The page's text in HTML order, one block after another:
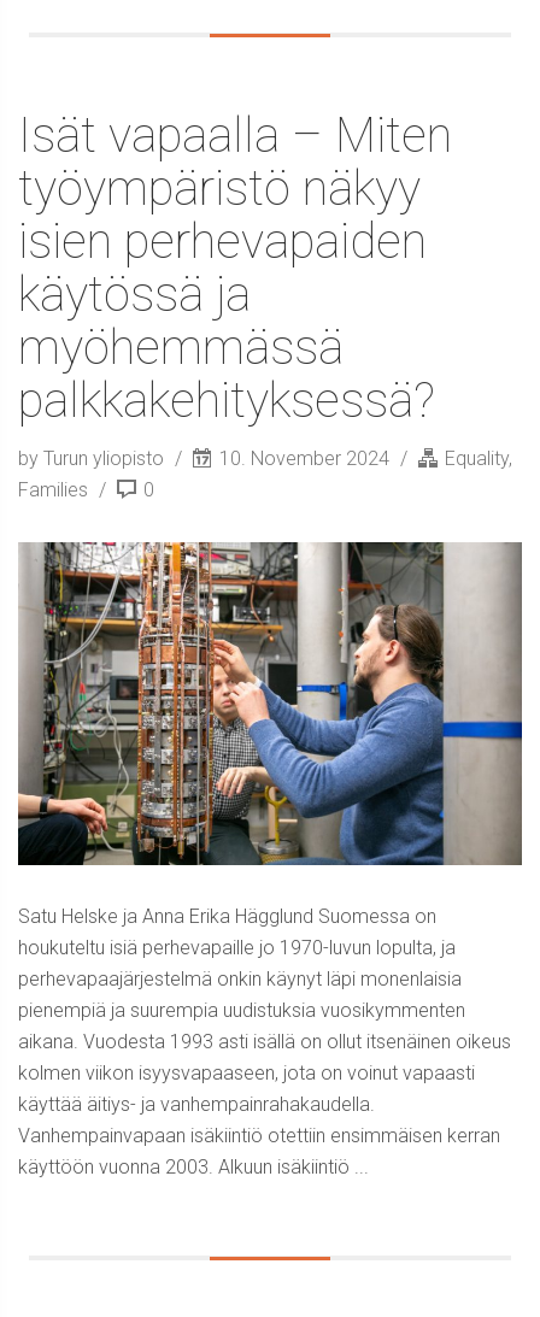
Isät vapaalla – Miten
työympäristö näkyy
isien perhevapaiden
käytössä ja
myöhemmässä
palkkakehityksessä?
by Turun yliopisto 10. November 2024 Equality,
Families
0
Satu Helske ja Anna Erika Hägglund Suomessa on
houkuteltu isiä perhevapaille jo 1970-luvun lopulta, ja
perhevapaajärjestelmä onkin käynyt läpi monenlaisia
pienempiä ja suurempia uudistuksia vuosikymmenten
aikana. Vuodesta 1993 asti isällä on ollut itsenäinen oikeus
kolmen viikon isyysvapaaseen, jota on voinut vapaasti
käyttää äitiys- ja vanhempainrahakaudella.
Vanhempainvapaan isäkiintiö otettiin ensimmäisen kerran
käyttöön vuonna 2003. Alkuun isäkiintiö ...